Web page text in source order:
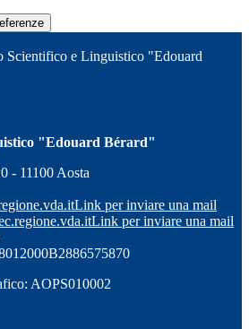
Scientifico e Linguistico "Edouard
"Edouard Bérard"
- 11100 Aosta
Link per inviare una mail
Link per inviare una mail
AOPS010002